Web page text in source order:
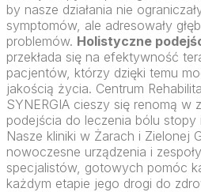
by nasze działania nie
symptomów, ale adresowały
problemów. Holistyczne
przekłada się na efektywność
pacjentów, którzy dzięki temu
jakością życia. Centrum
SYNERGIA cieszy się renomą w
podejścia do leczenia bólu
Nasze kliniki w Żarach i Zielonej
nowoczesne urządzenia i
specjalistów, gotowych pomóc
każdym etapie jego drogi do